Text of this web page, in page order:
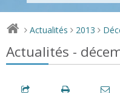
> Actualités > 2013 >
Actualités -